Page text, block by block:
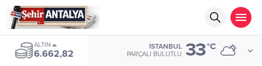
ALTIN
6.662,82
İSTANBUL
PARÇALI BULUTLU 33°C